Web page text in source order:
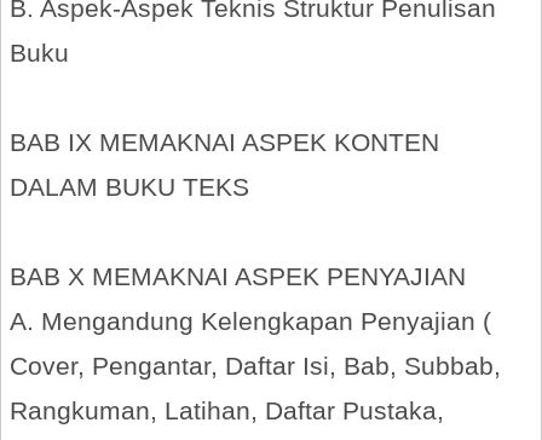
B. Aspek-Aspek Teknis Struktur Penulisan
Buku
BAB IX MEMAKNAI ASPEK KONTEN
DALAM BUKU TEKS
BAB X MEMAKNAI ASPEK PENYAJIAN
A. Mengandung Kelengkapan Penyajian (
Cover, Pengantar, Daftar Isi, Bab, Subbab,
Rangkuman, Latihan, Daftar Pustaka,